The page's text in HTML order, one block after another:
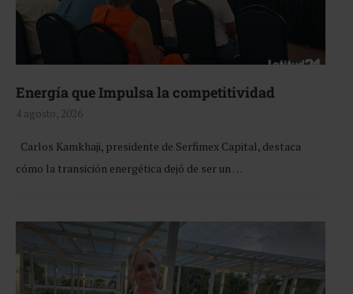
Energía que Impulsa la competitividad
4 agosto, 2026
Carlos Kamkhaji, presidente de Serfimex Capital, destaca
cómo la transición energética dejó de ser un …